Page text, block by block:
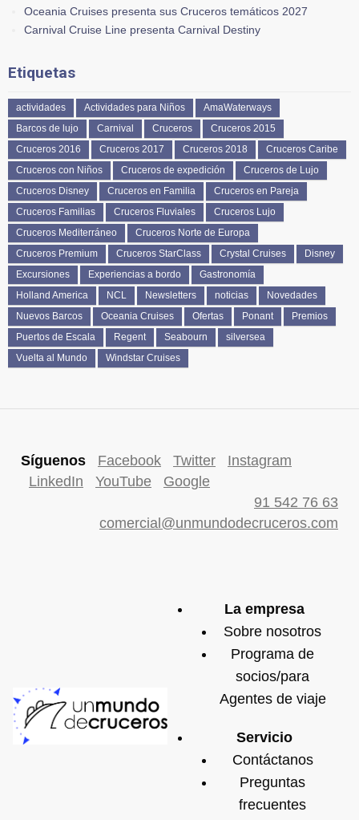
Oceania Cruises presenta sus Cruceros temáticos 2027
Carnival Cruise Line presenta Carnival Destiny
Etiquetas
actividades Actividades para Niños
AmaWaterways
Barcos de lujo
Carnival Cruceros
Cruceros 2015
Cruceros 2016
Cruceros 2017 Cruceros 2018
Cruceros Caribe
Cruceros con Niños
Cruceros de expedición
Cruceros de Lujo
Cruceros Disney
Cruceros en Familia
Cruceros en Pareja
Cruceros Familias
Cruceros Fluviales
Cruceros Lujo
Cruceros Mediterráneo
Cruceros Norte de Europa
Cruceros Premium
Cruceros StarClass Crystal Cruises
Disney
Excursiones
Experiencias a bordo
Gastronomía
Holland America
NCL Newsletters noticias
Novedades
Nuevos Barcos
Oceania Cruises Ofertas Ponant
Premios
Puertos de Escala
Regent Seabourn
silversea
Vuelta al Mundo
Windstar Cruises
Síguenos Facebook Twitter
Instagram
LinkedIn
YouTube
Google
91 542 76 63
comercial@unmundodecruceros.com
La empresa
Sobre nosotros
Programa de
socios/para
Agentes de viaje
Servicio
Contáctanos
Preguntas
frecuentes